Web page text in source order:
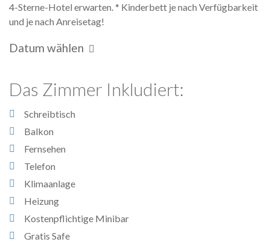
4-Sterne-Hotel erwarten. * Kinderbett je nach Verfügbarkeit
und je nach Anreisetag!
Datum wählen
Das Zimmer Inkludiert:
Schreibtisch
Balkon
Fernsehen
Telefon
Klimaanlage
Heizung
Kostenpflichtige Minibar
Gratis Safe